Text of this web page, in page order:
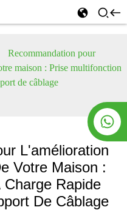
Recommandation pour
maison : Prise multifonction
de câblage
L'amélioration
Votre Maison :
Rapide
De Câblage